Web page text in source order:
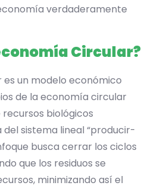
verdaderamente
Circular?
un modelo económico
de la economía circular
biológicos
sistema lineal “producir-
busca cerrar los ciclos
que los residuos se
minimizando así el